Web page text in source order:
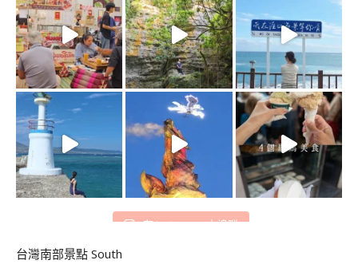
在 Instagram 上追蹤
台灣南部景點 South